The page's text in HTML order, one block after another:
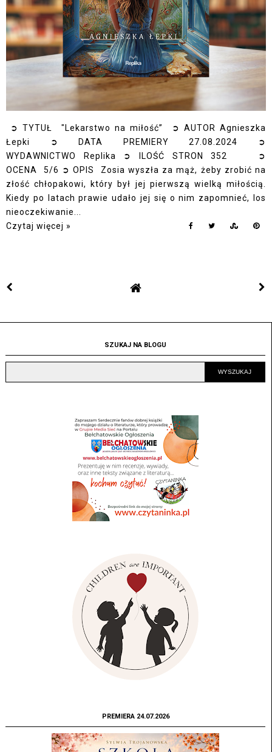
➲ TYTUŁ "Lekarstwo na miłość” ➲ AUTOR Agnieszka
Łepki ➲ DATA PREMIERY 27.08.2024 ➲
WYDAWNICTWO Replika ➲ ILOŚĆ STRON 352 ➲
OCENA 5/6 ➲ OPIS Zosia wyszła za mąż, żeby zrobić na
złość chłopakowi, który był jej pierwszą wielką miłością.
Kiedy po latach prawie udało jej się o nim zapomnieć, los
nieoczekiwanie...
Czytaj więcej »
SZUKAJ NA BLOGU
PREMIERA 24.07.2026